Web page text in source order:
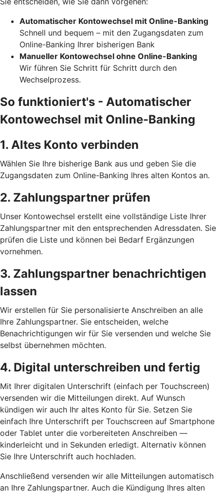
Automatischer Kontowechsel mit Online-Banking
Schnell und bequem – mit den Zugangsdaten zum
Online-Banking Ihrer bisherigen Bank
Manueller Kontowechsel ohne Online-Banking
Wir führen Sie Schritt für Schritt durch den
Wechselprozess.
So funktioniert's - Automatischer
Kontowechsel mit Online-Banking
1. Altes Konto verbinden
Wählen Sie Ihre bisherige Bank aus und geben Sie die
Zugangsdaten zum Online-Banking Ihres alten Kontos an.
2. Zahlungspartner prüfen
Unser Kontowechsel erstellt eine vollständige Liste Ihrer
Zahlungspartner mit den entsprechenden Adressdaten. Sie
prüfen die Liste und können bei Bedarf Ergänzungen
vornehmen.
3. Zahlungspartner benachrichtigen
lassen
Wir erstellen für Sie personalisierte Anschreiben an alle
Ihre Zahlungspartner. Sie entscheiden, welche
Benachrichtigungen wir für Sie versenden und welche Sie
selbst übernehmen möchten.
4. Digital unterschreiben und fertig
Mit Ihrer digitalen Unterschrift (einfach per Touchscreen)
versenden wir die Mitteilungen direkt. Auf Wunsch
kündigen wir auch Ihr altes Konto für Sie. Setzen Sie
einfach Ihre Unterschrift per Touchscreen auf Smartphone
oder Tablet unter die vorbereiteten Anschreiben —
kinderleicht und in Sekunden erledigt. Alternativ können
Sie Ihre Unterschrift auch hochladen.
Anschließend versenden wir alle Mitteilungen automatisch
an Ihre Zahlungspartner. Auch die Kündigung Ihres alten